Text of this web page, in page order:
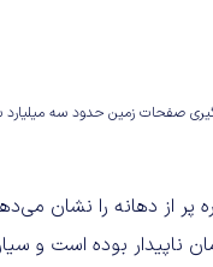
صفحات زمین حدود سه
پر از دهانه‌ را نشان
ناپیدار بوده است و